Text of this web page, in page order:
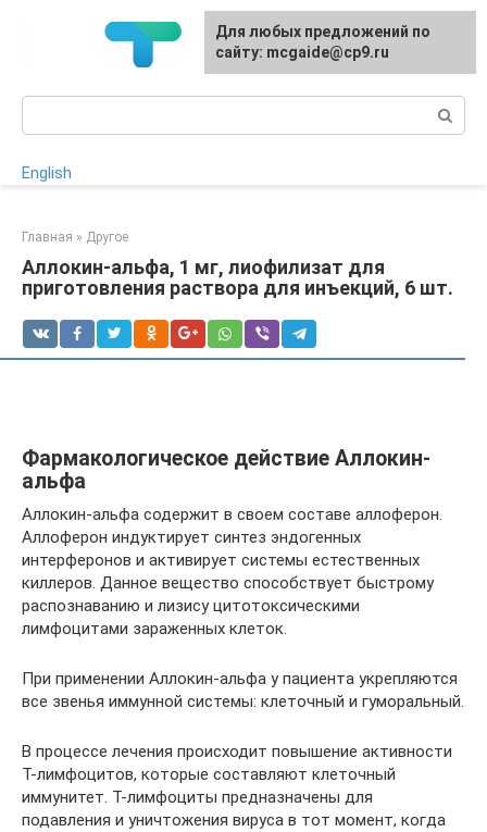
English
Главная » Другое
Аллокин-альфа, 1 мг, лиофилизат для
приготовления раствора для инъекций, 6 шт.
Фармакологическое действие Аллокин-
альфа
Аллокин-альфа содержит в своем составе аллоферон.
Аллоферон индуктирует синтез эндогенных
интерферонов и активирует системы естественных
киллеров. Данное вещество способствует быстрому
распознаванию и лизису цитотоксическими
лимфоцитами зараженных клеток.
При применении Аллокин-альфа у пациента укрепляются
все звенья иммунной системы: клеточный и гуморальный.
В процессе лечения происходит повышение активности
Т-лимфоцитов, которые составляют клеточный
иммунитет. Т-лимфоциты предназначены для
подавления и уничтожения вируса в тот момент, когда
Для любых предложений по
сайту: mcgaide@cp9.ru